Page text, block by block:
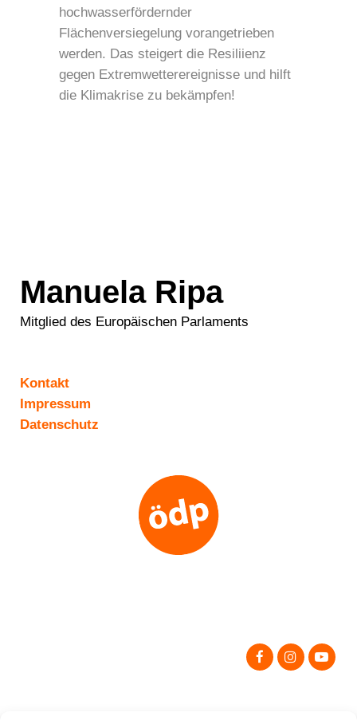
hochwasserfördernder
Flächenversiegelung vorangetrieben
werden. Das steigert die Resiliienz
gegen Extremwetterereignisse und hilft
die Klimakrise zu bekämpfen!
Manuela Ripa
Mitglied des Europäischen Parlaments
Kontakt
Impressum
Datenschutz